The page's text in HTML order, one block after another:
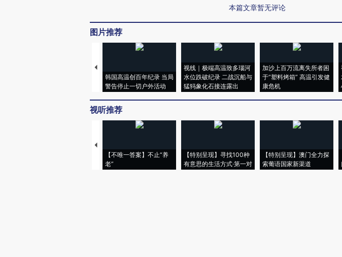
本篇文章暂无评论
图片推荐
韩国高温创百年纪录 当局
警告停止一切户外活动
视线｜极端高温致多瑙河
水位跌破纪录 二战沉船与
猛犸象化石接连露出
加沙上百万流离失所者困
于“塑料烤箱” 高温引发健
康危机
视听推荐
【不唯一答案】不止“养
老”
【特别呈现】寻找100种
有意思的生活方式·第一对
【特别呈现】澳门全力探
索葡语国家新渠道